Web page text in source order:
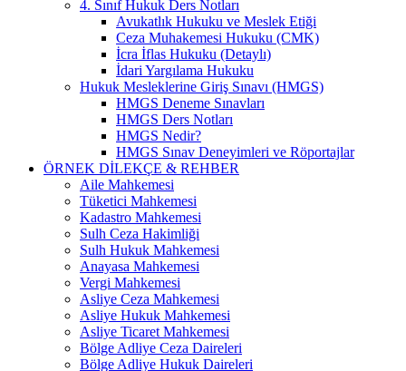
4. Sınıf Hukuk Ders Notları
Avukatlık Hukuku ve Meslek Etiği
Ceza Muhakemesi Hukuku (CMK)
İcra İflas Hukuku (Detaylı)
İdari Yargılama Hukuku
Hukuk Mesleklerine Giriş Sınavı (HMGS)
HMGS Deneme Sınavları
HMGS Ders Notları
HMGS Nedir?
HMGS Sınav Deneyimleri ve Röportajlar
ÖRNEK DILEKÇE & REHBER
Aile Mahkemesi
Tüketici Mahkemesi
Kadastro Mahkemesi
Sulh Ceza Hakimliği
Sulh Hukuk Mahkemesi
Anayasa Mahkemesi
Vergi Mahkemesi
Asliye Ceza Mahkemesi
Asliye Hukuk Mahkemesi
Asliye Ticaret Mahkemesi
Bölge Adliye Ceza Daireleri
Bölge Adliye Hukuk Daireleri